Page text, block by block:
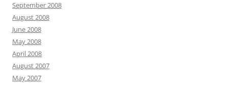
September 2008
August 2008
June 2008
May 2008
April 2008
August 2007
May 2007